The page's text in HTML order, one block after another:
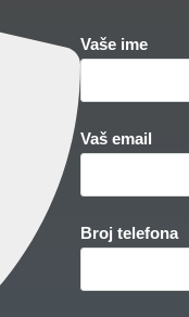
Vaše ime
Vaš email
Broj telefona